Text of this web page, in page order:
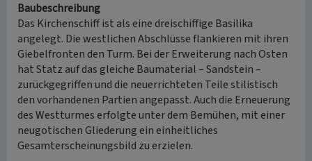
Baubeschreibung
Das Kirchenschiff ist als eine dreischiffige Basilika
angelegt. Die westlichen Abschlüsse flankieren mit ihren
Giebelfronten den Turm. Bei der Erweiterung nach Osten
hat Statz auf das gleiche Baumaterial – Sandstein –
zurückgegriffen und die neuerrichteten Teile stilistisch
den vorhandenen Partien angepasst. Auch die Erneuerung
des Westturmes erfolgte unter dem Bemühen, mit einer
neugotischen Gliederung ein einheitliches
Gesamterscheinungsbild zu erzielen.